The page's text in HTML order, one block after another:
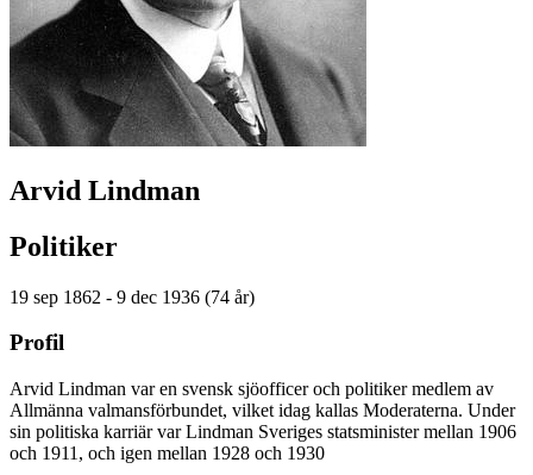
Arvid Lindman
Politiker
19 sep 1862 - 9 dec 1936 (74 år)
Profil
Arvid Lindman var en svensk sjöofficer och politiker medlem av
Allmänna valmansförbundet, vilket idag kallas Moderaterna. Under
sin politiska karriär var Lindman Sveriges statsminister mellan 1906
och 1911, och igen mellan 1928 och 1930